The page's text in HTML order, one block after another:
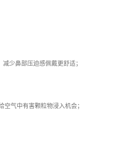
少鼻部压迫感佩戴更舒适；
气中有害颗粒物浸入机会；